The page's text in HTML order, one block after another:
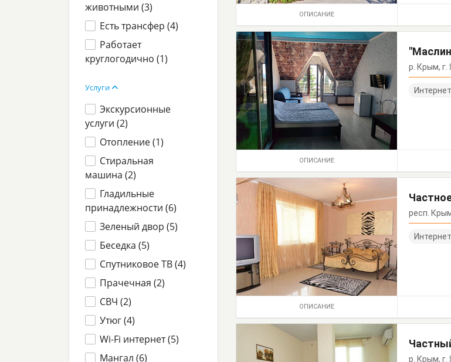
ОПИСАНИЕ
р. Крым, г.
ОПИСАНИЕ
респ.
ОПИСАНИЕ
р. Крым, г.
животными (3)
Есть трансфер (4)
Работает
круглогодично (1)
Услуги
Экскурсионные
услуги (2)
Отопление (1)
Стиральная
машина (2)
Гладильные
принадлежности (6)
Зеленый двор (5)
Беседка (5)
Спутниковое ТВ (4)
Прачечная (2)
СВЧ (2)
Утюг (4)
Wi-Fi интернет (5)
Мангал (6)